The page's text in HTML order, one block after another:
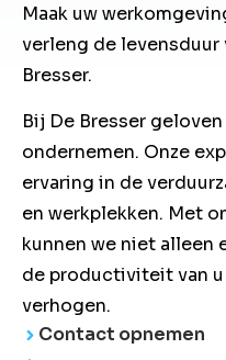
Maak uw
verleng de levensduur
Bresser.
Bij De Bresser
ondernemen. Onze
ervaring in de
en werkplekken. Met
kunnen we niet alleen
de productiviteit van u
verhogen.
Contact opnemen